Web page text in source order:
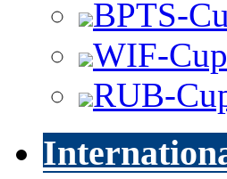
BPTS-
WIF-Cup
RUB-